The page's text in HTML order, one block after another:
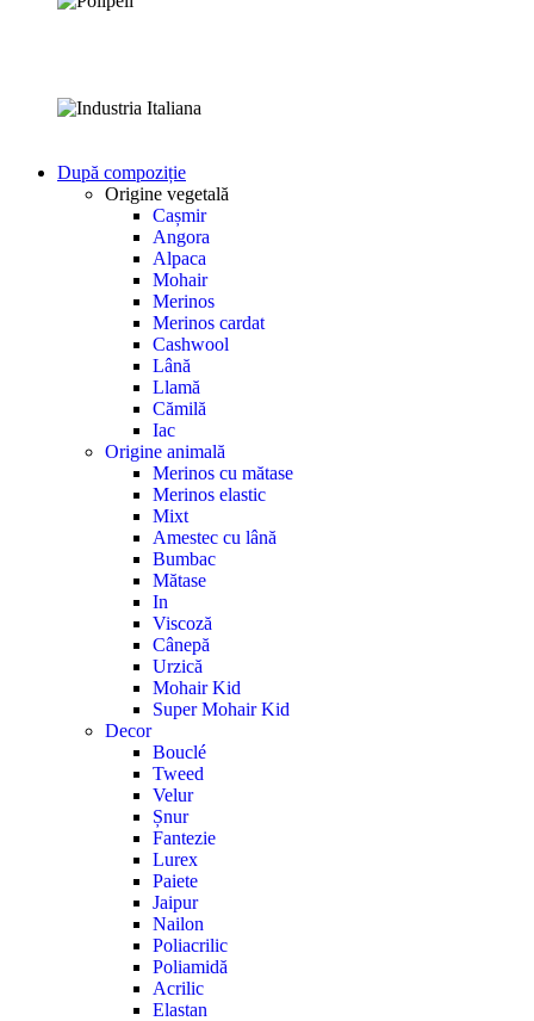
După compoziție
Origine vegetală
Cașmir
Angora
Alpaca
Mohair
Merinos
Merinos cardat
Cashwool
Lână
Llamă
Cămilă
Iac
Origine animală
Merinos cu mătase
Merinos elastic
Mixt
Amestec cu lână
Bumbac
Mătase
In
Viscoză
Cânepă
Urzică
Mohair Kid
Super Mohair Kid
Decor
Bouclé
Tweed
Velur
Șnur
Fantezie
Lurex
Paiete
Jaipur
Nailon
Poliacrilic
Poliamidă
Acrilic
Elastan